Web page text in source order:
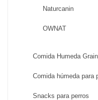
Naturcanin
OWNAT
Comida Humeda
Comida húmeda para
Snacks para perros